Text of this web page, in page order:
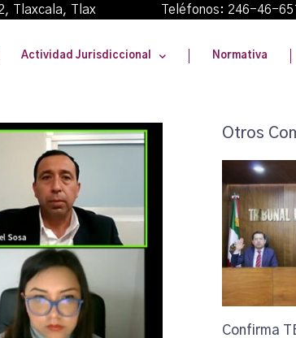
Tlaxcala, Tlax Teléfonos: 246-46-
Actividad Jurisdiccional Normativa
Otros
Confirma